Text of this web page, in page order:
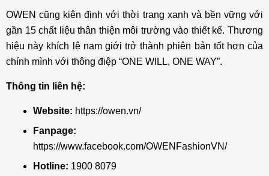
OWEN cũng kiên định với thời trang xanh và bền vững với
gần 15 chất liệu thân thiện môi trường vào thiết kế. Thương
hiệu này khích lệ nam giới trở thành phiên bản tốt hơn của
chính mình với thông điệp “ONE WILL, ONE WAY”.
Thông tin liên hệ:
Website: https://owen.vn/
Fanpage:
https://www.facebook.com/OWENFashionVN/
Hotline: 1900 8079